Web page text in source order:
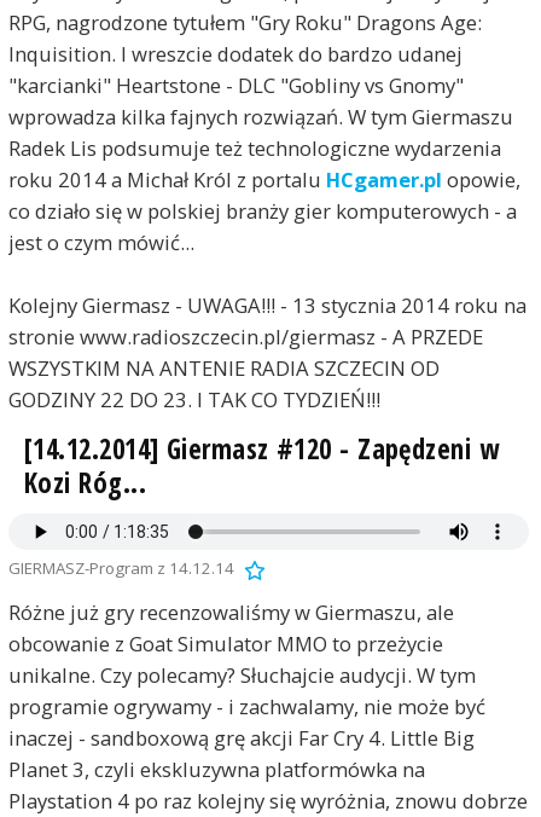
RPG, nagrodzone tytułem "Gry Roku" Dragons Age:
Inquisition. I wreszcie dodatek do bardzo udanej
"karcianki" Heartstone - DLC "Gobliny vs Gnomy"
wprowadza kilka fajnych rozwiązań. W tym Giermaszu
Radek Lis podsumuje też technologiczne wydarzenia
roku 2014 a Michał Król z portalu HCgamer.pl opowie,
co działo się w polskiej branży gier komputerowych - a
jest o czym mówić...
Kolejny Giermasz - UWAGA!!! - 13 stycznia 2014 roku na
stronie www.radioszczecin.pl/giermasz - A PRZEDE
WSZYSTKIM NA ANTENIE RADIA SZCZECIN OD
GODZINY 22 DO 23. I TAK CO TYDZIEŃ!!!
[14.12.2014] Giermasz #120 - Zapędzeni w
Kozi Róg...
GIERMASZ-Program z 14.12.14
Różne już gry recenzowaliśmy w Giermaszu, ale
obcowanie z Goat Simulator MMO to przeżycie
unikalne. Czy polecamy? Słuchajcie audycji. W tym
programie ogrywamy - i zachwalamy, nie może być
inaczej - sandboxową grę akcji Far Cry 4. Little Big
Planet 3, czyli ekskluzywna platformówka na
Playstation 4 po raz kolejny się wyróżnia, znowu dobrze